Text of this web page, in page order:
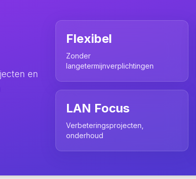
en
Flexibel
Zonder
langetermijnverplichtingen
LAN Focus
Verbeteringsprojecten,
onderhoud